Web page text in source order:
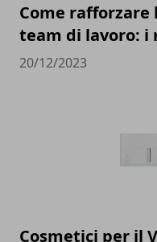
Come rafforzare
team di lavoro: i
20/12/2023
Cosmetici per il